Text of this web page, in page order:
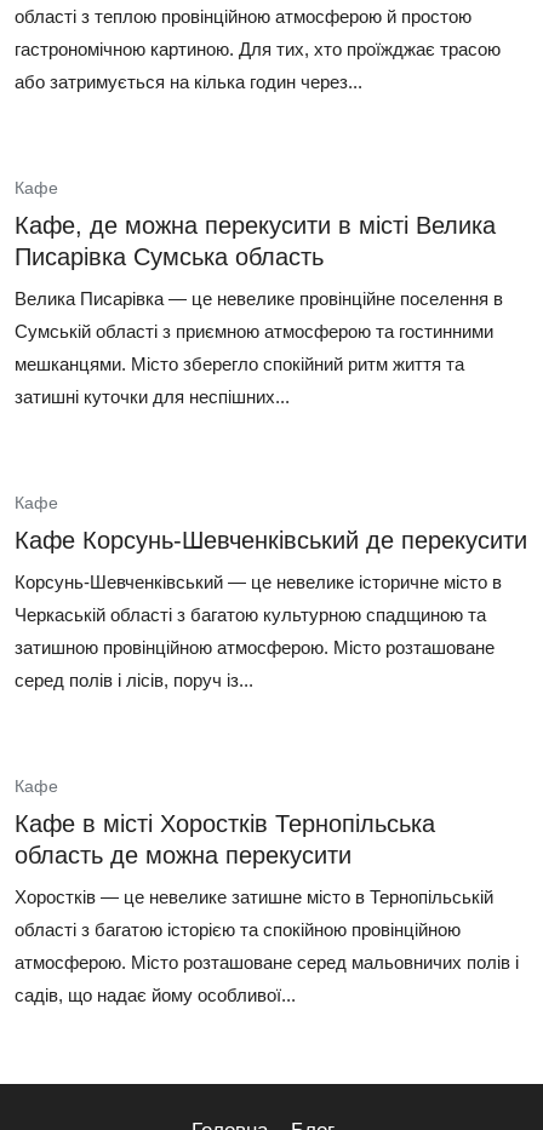
області з теплою провінційною атмосферою й простою
гастрономічною картиною. Для тих, хто проїжджає трасою
або затримується на кілька годин через...
Кафе
Кафе, де можна перекусити в місті Велика
Писарівка Сумська область
Велика Писарівка — це невелике провінційне поселення в
Сумській області з приємною атмосферою та гостинними
мешканцями. Місто зберегло спокійний ритм життя та
затишні куточки для неспішних...
Кафе
Кафе Корсунь-Шевченківський де перекусити
Корсунь-Шевченківський — це невелике історичне місто в
Черкаській області з багатою культурною спадщиною та
затишною провінційною атмосферою. Місто розташоване
серед полів і лісів, поруч із...
Кафе
Кафе в місті Хоростків Тернопільська
область де можна перекусити
Хоростків — це невелике затишне місто в Тернопільській
області з багатою історією та спокійною провінційною
атмосферою. Місто розташоване серед мальовничих полів і
садів, що надає йому особливої...